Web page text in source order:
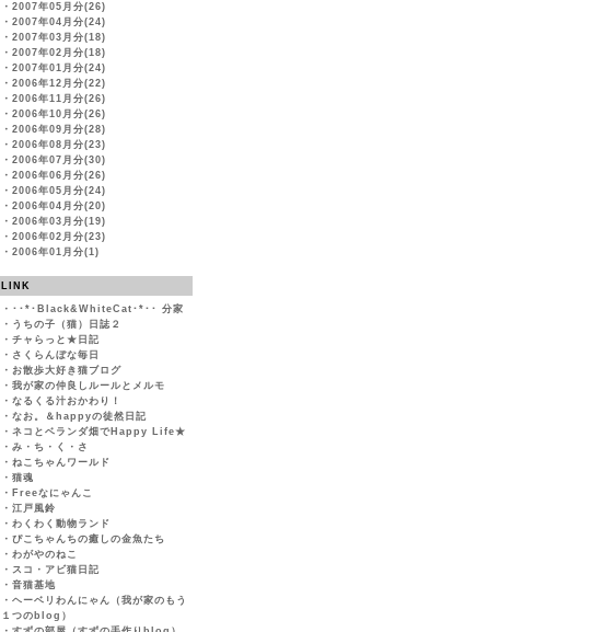
・ 2007年05月分(26)
・ 2007年04月分(24)
・ 2007年03月分(18)
・ 2007年02月分(18)
・ 2007年01月分(24)
・ 2006年12月分(22)
・ 2006年11月分(26)
・ 2006年10月分(26)
・ 2006年09月分(28)
・ 2006年08月分(23)
・ 2006年07月分(30)
・ 2006年06月分(26)
・ 2006年05月分(24)
・ 2006年04月分(20)
・ 2006年03月分(19)
・ 2006年02月分(23)
・ 2006年01月分(1)
LINK
・ ･･*･Black&WhiteCat･*･･ 分家
・ うちの子（猫）日誌２
・ チャらっと★日記
・ さくらんぼな毎日
・ お散歩大好き猫ブログ
・ 我が家の仲良しルールとメルモ
・ なるくる汁おかわり！
・ なお。＆happyの徒然日記
・ ネコとベランダ畑でHappy Life★
・ み・ち・く・さ
・ ねこちゃんワールド
・ 猫魂
・ Freeなにゃんこ
・ 江戸風鈴
・ わくわく動物ランド
・ ぴこちゃんちの癒しの金魚たち
・ わがやのねこ
・ スコ・アビ猫日記
・ 音猫基地
・ ヘーベリわんにゃん（我が家のもう
１つのblog）